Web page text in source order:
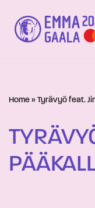
Siirry
suoraan
Home » Tyrävyö feat.